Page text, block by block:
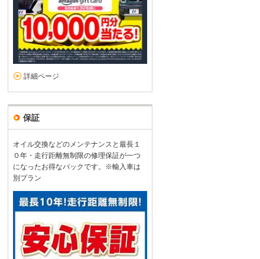
総合評価 4点接客：
ホンダ N-BOX（2026/05購入）2026/06/02投稿
詳細ページ
保証
オイル交換などのメンテナンスと最長１
０年・走行距離無制限の修理保証が一つ
になったお得なパックです。※輸入車は
別プラン